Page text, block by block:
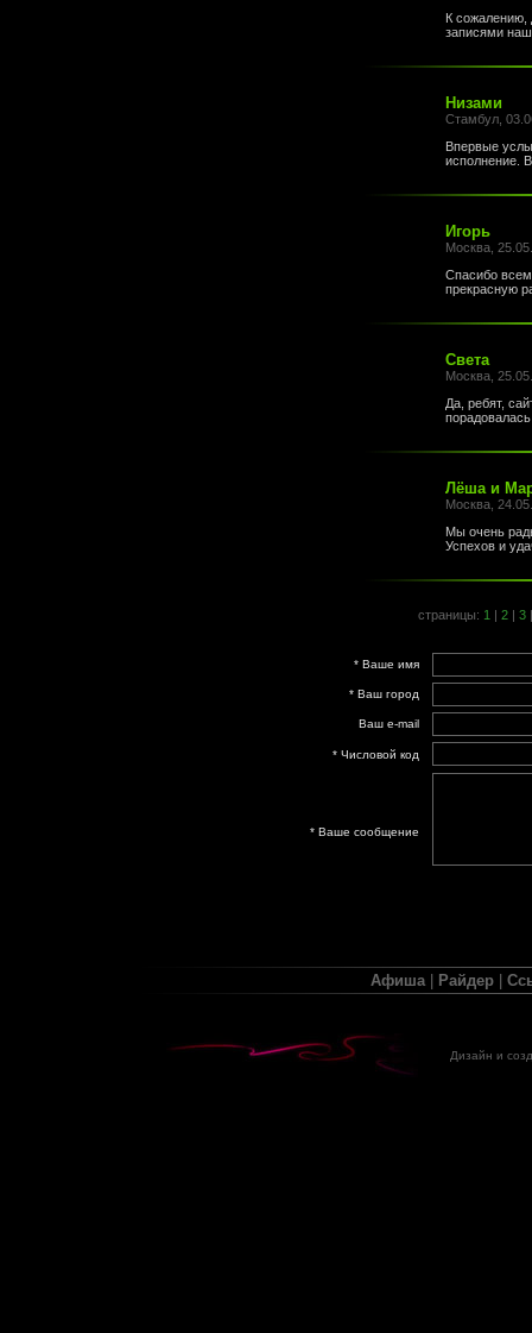
К сожалению,
записями
Низами
Стамбул,
Впервые
исполнение.
Игорь
Москва,
Спасибо
прекрасную
Cвета
Москва,
Да, ребят,
Лёша и
Москва,
Мы очень
Успехов и
страницы: 1 | 2 | 3
* Ваше имя
* Ваш город
Ваш e-mail
* Числовой код
* Ваше сообщение
Афиша| Райдер
Дизайн и